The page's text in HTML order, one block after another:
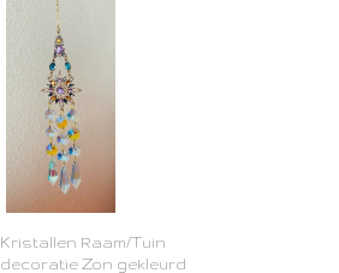
Kristallen Raam/Tuin
decoratie Zon gekleurd